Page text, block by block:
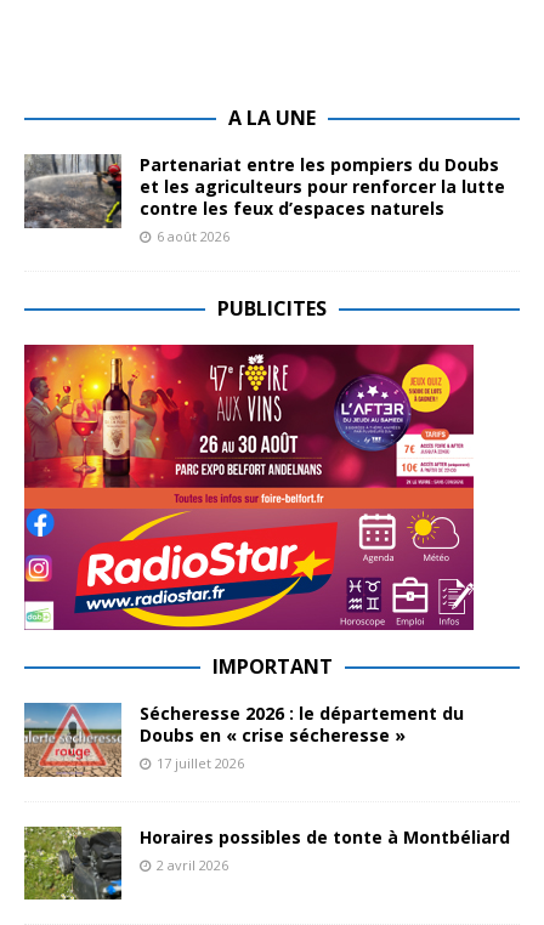
A LA UNE
Partenariat entre les pompiers du Doubs
et les agriculteurs pour renforcer la lutte
contre les feux d’espaces naturels
6 août 2026
PUBLICITES
IMPORTANT
Sécheresse 2026 : le département du
Doubs en « crise sécheresse »
17 juillet 2026
Horaires possibles de tonte à Montbéliard
2 avril 2026